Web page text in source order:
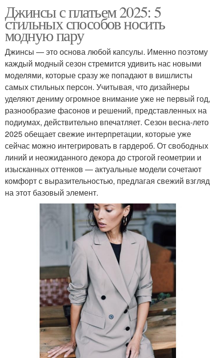
Джинсы с платьем 2025: 5
стильных способов носить
модную пару
Джинсы — это основа любой капсулы. Именно поэтому
каждый модный сезон стремится удивить нас новыми
моделями, которые сразу же попадают в вишлисты
самых стильных персон. Учитывая, что дизайнеры
уделяют дениму огромное внимание уже не первый год,
разнообразие фасонов и решений, представленных на
подиумах, действительно впечатляет. Сезон весна-лето
2025 обещает свежие интерпретации, которые уже
сейчас можно интегрировать в гардероб. От свободных
линий и неожиданного декора до строгой геометрии и
изысканных оттенков — актуальные модели сочетают
комфорт с выразительностью, предлагая свежий взгляд
на этот базовый элемент.